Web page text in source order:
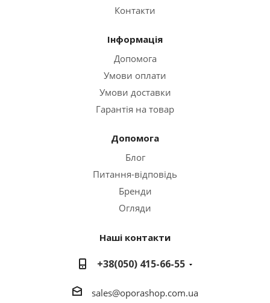
Контакти
Інформація
Допомога
Умови оплати
Умови доставки
Гарантія на товар
Допомога
Блог
Питання-відповідь
Бренди
Огляди
Наші контакти
+38(050) 415-66-55
sales@oporashop.com.ua